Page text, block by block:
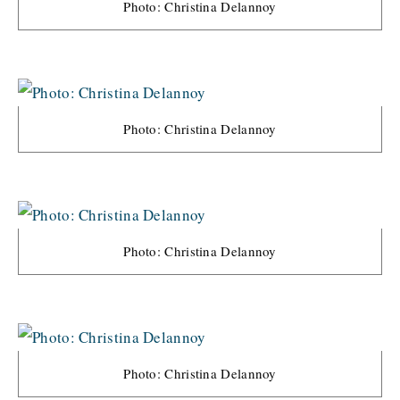
Photo: Christina Delannoy
Photo: Christina Delannoy
Photo: Christina Delannoy
Photo: Christina Delannoy